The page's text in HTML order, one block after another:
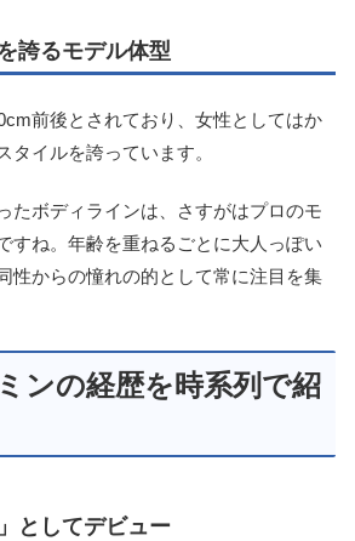
誇るモデル体型
前後とされており、女性としてはか
タイルを誇っています。
たボディラインは、さすがはプロのモ
すね。年齢を重ねるごとに大人っぽい
性からの憧れの的として常に注目を集
ンの経歴を時系列で紹
としてデビュー